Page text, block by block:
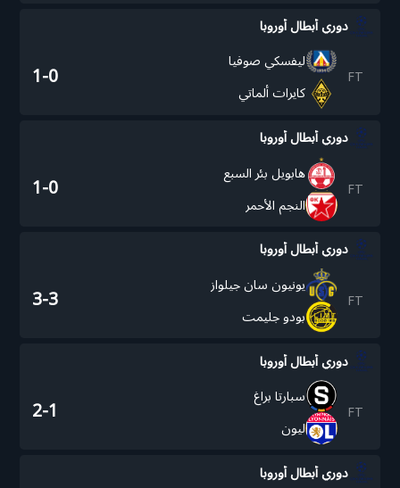
دوري أبطال أوروبا
FT
ليفسكي صوفيا
كايرات ألماتي
1-0
دوري أبطال أوروبا
FT
هابويل بئر السبع
النجم الأحمر
1-0
دوري أبطال أوروبا
FT
يونيون سان جيلواز
بودو جليمت
3-3
دوري أبطال أوروبا
FT
سبارتا براغ
ليون
2-1
دوري أبطال أوروبا